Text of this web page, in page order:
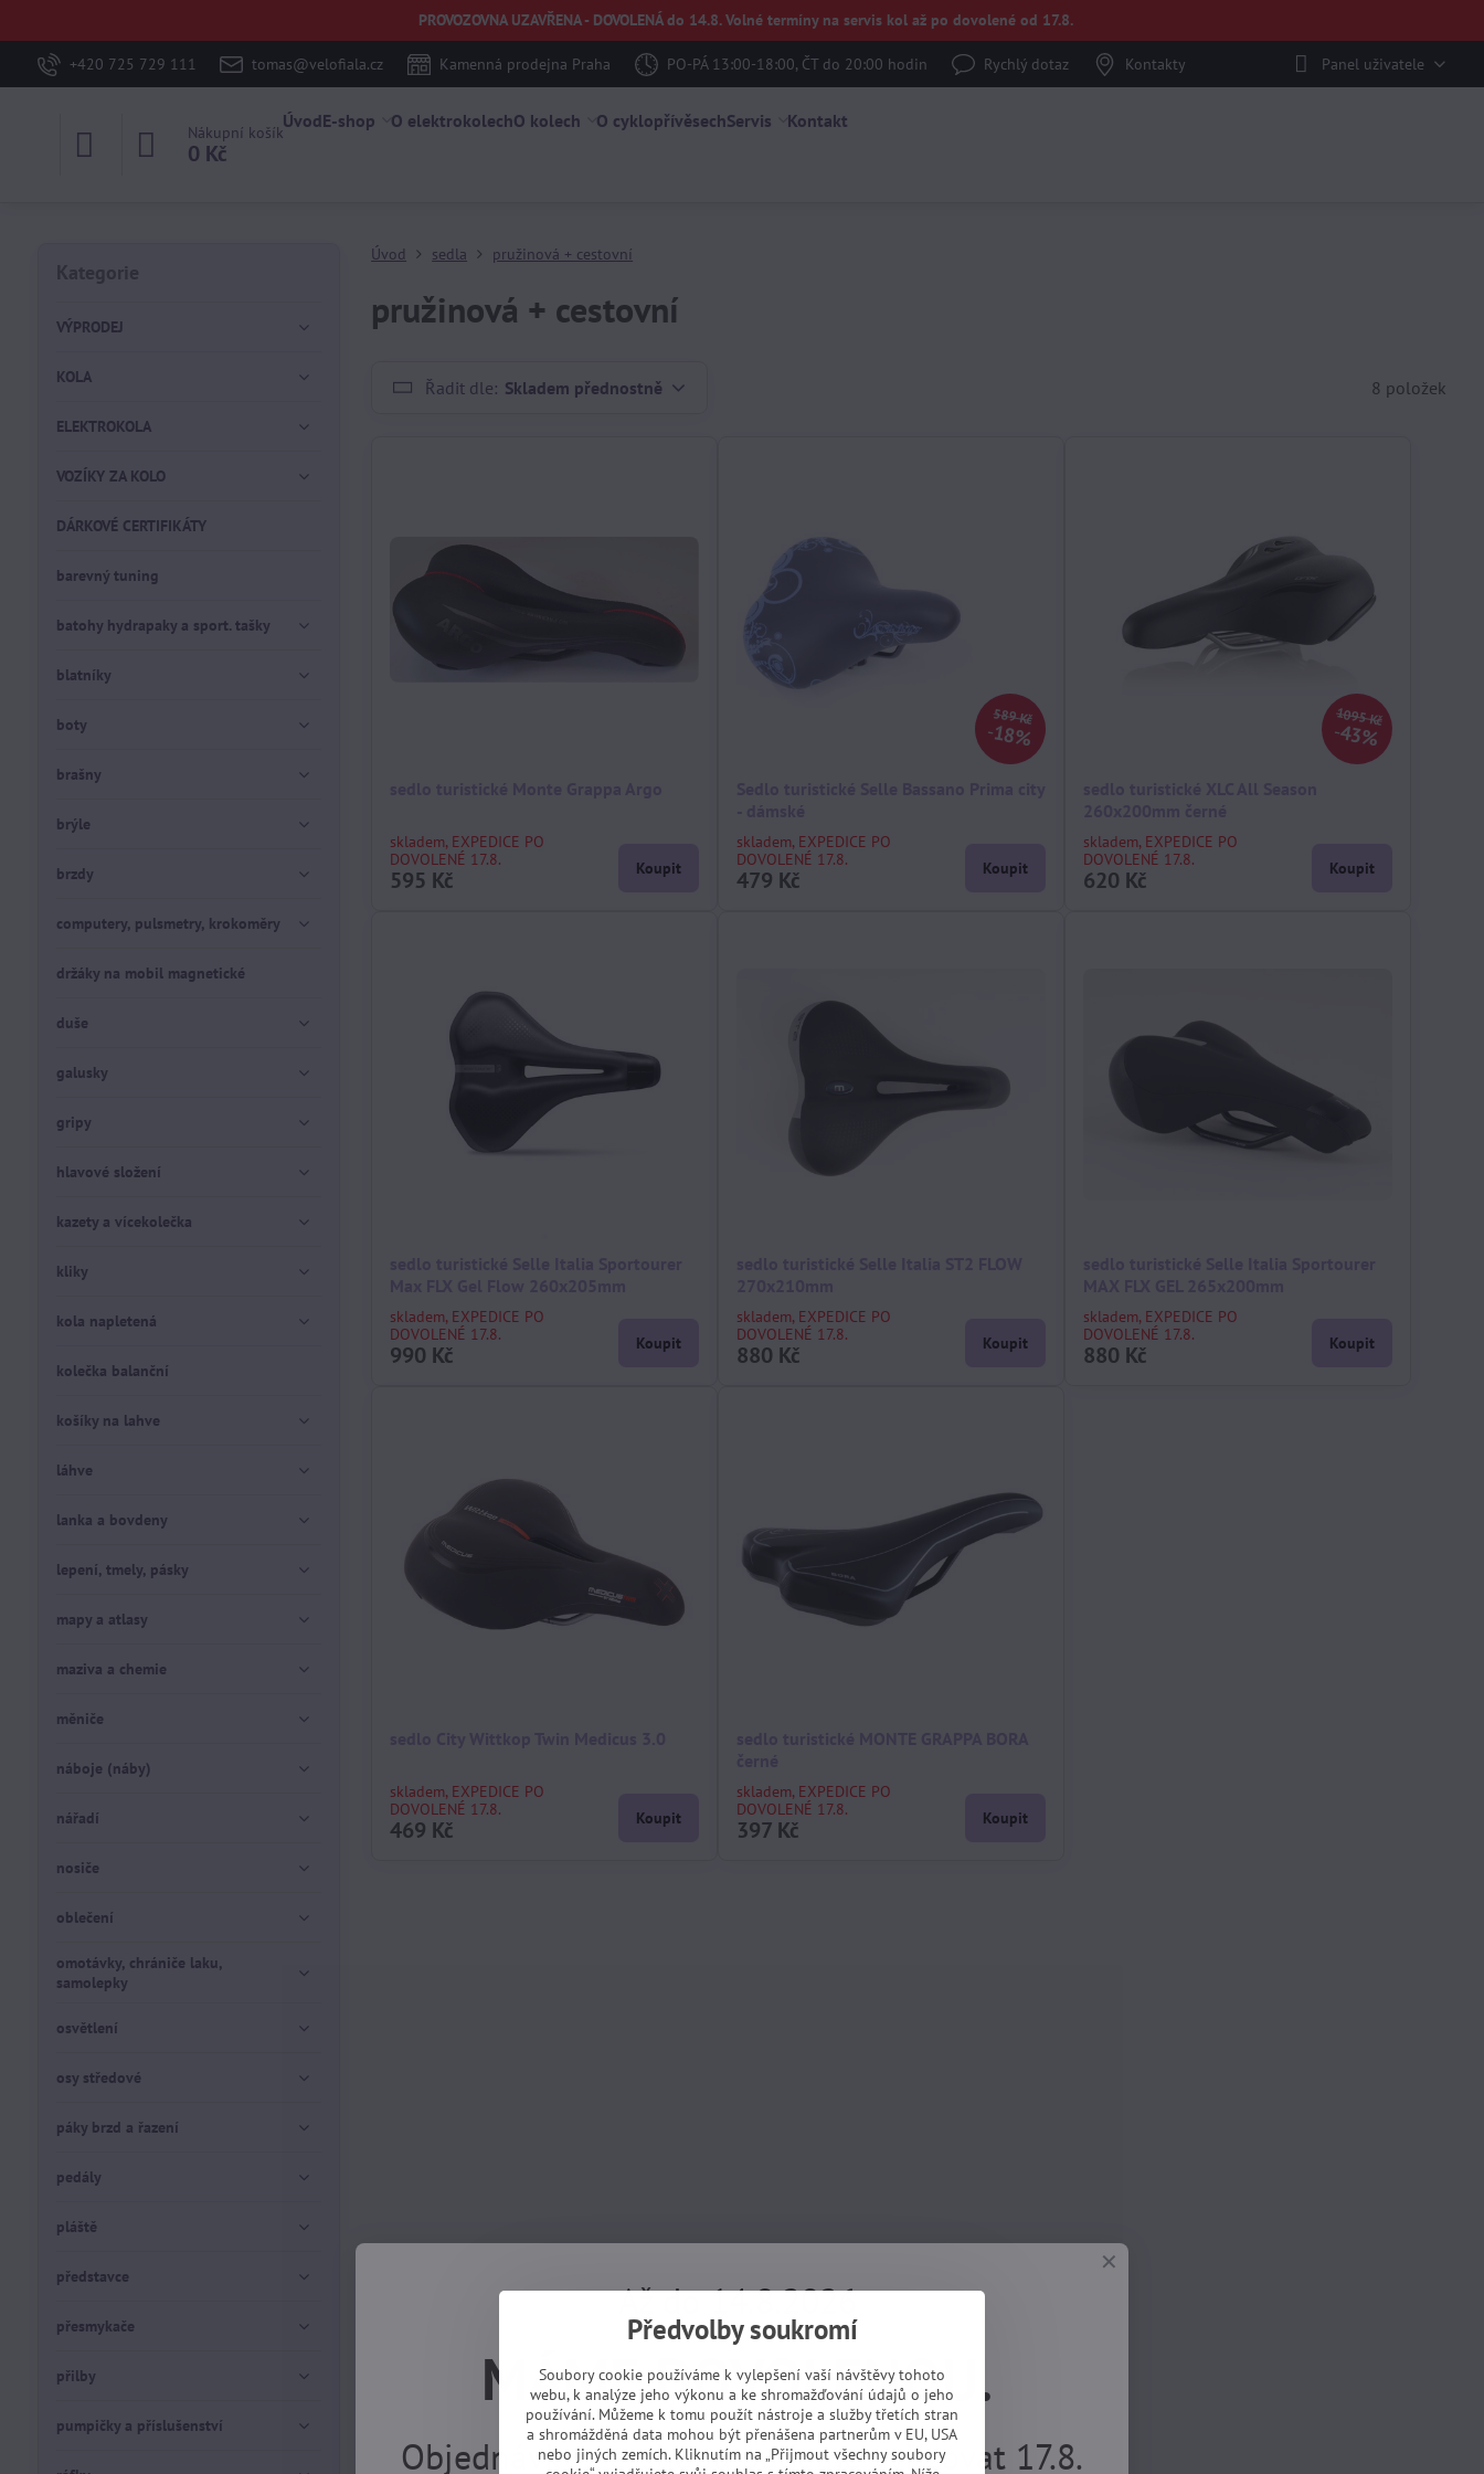
PROVOZOVNA UZAVŘENA - DOVOLENÁ do 14.8. Volné termíny na servis kol až po dovolené od 17.8.
+420 725 729 111 tomas@velofiala.cz Kamenná prodejna Praha PO-PÁ 13:00-18:00, ČT do 20:00 hodin Rychlý dotaz Kontakty Panel uživatele
Nákupní košík
0 Kč
ÚvodE-shop O elektrokolechO kolech O cyklopřívěsechServis Kontakt
Úvod sedla pružinová + cestovní
pružinová + cestovní
Řadit dle: Skladem přednostně 8 položek
skladem, EXPEDICE PO
DOVOLENÉ 17.8.
595 Kč Koupit
589 Kč
18%
skladem, EXPEDICE PO
DOVOLENÉ 17.8.
479 Kč Koupit
1095 Kč
43%
skladem, EXPEDICE PO
DOVOLENÉ 17.8.
620 Kč Koupit
skladem, EXPEDICE PO
DOVOLENÉ 17.8.
990 Kč Koupit
skladem, EXPEDICE PO
DOVOLENÉ 17.8.
880 Kč Koupit
skladem, EXPEDICE PO
DOVOLENÉ 17.8.
880 Kč Koupit
skladem, EXPEDICE PO
DOVOLENÉ 17.8.
469 Kč Koupit
skladem, EXPEDICE PO
DOVOLENÉ 17.8.
397 Kč Koupit
Kategorie
VÝPRODEJ
KOLA
ELEKTROKOLA
VOZÍKY ZA KOLO
DÁRKOVÉ CERTIFIKÁTY
barevný tuning
batohy hydrapaky a sport. tašky
blatníky
boty
brašny
brýle
brzdy
computery, pulsmetry, krokoměry
držáky na mobil magnetické
duše
galusky
gripy
hlavové složení
kazety a vícekolečka
kliky
kola napletená
kolečka balanční
košíky na lahve
láhve
lanka a bovdeny
lepení, tmely, pásky
mapy a atlasy
maziva a chemie
měniče
náboje (náby)
nářadí
nosiče
oblečení
omotávky, chrániče laku,
samolepky
osvětlení
osy středové
páky brzd a řazení
pedály
pláště
představce
přesmykače
přilby
pumpičky a příslušenství
Předvolby soukromí
Soubory cookie používáme k vylepšení vaší návštěvy tohoto
webu, k analýze jeho výkonu a ke shromažďování údajů o jeho
používání. Můžeme k tomu použít nástroje a služby třetích stran
a shromážděná data mohou být přenášena partnerům v EU, USA
nebo jiných zemích. Kliknutím na „Přijmout všechny soubory
Až do 14.8.2026
MÁME DOVOLENOU.
Objednávky z e-shopu budeme vyřizovat 17.8.